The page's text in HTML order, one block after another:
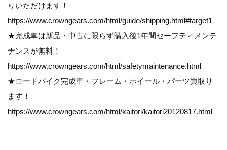
りいただけます！
https://www.crowngears.com/html/guide/shipping.html#target1
★完成車は新品・中古に限らず購入後1年間セーフティメンテ
ナンスが無料！
https://www.crowngears.com/html/safetymaintenance.html
★ロードバイク完成車・フレーム・ホイール・パーツ買取り
ます！
https://www.crowngears.com/html/kaitori/kaitori20120817.html
———————————————————